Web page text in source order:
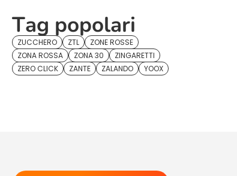
Tag popolari
ZUCCHERO ZTL
ZONE ROSSE
ZONA ROSSA
ZONA 30
ZINGARETTI
ZERO CLICK
ZANTE ZALANDO YOOX